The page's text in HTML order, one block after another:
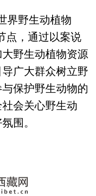
野生动植物
点，通过以案说
野生动植物资源
广大群众树立野
保护野生动物的
会关心野生动
围。